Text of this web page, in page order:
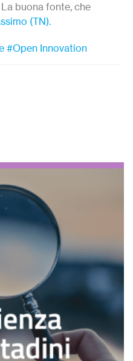
buona fonte, che
(TN).
#Open Innovation